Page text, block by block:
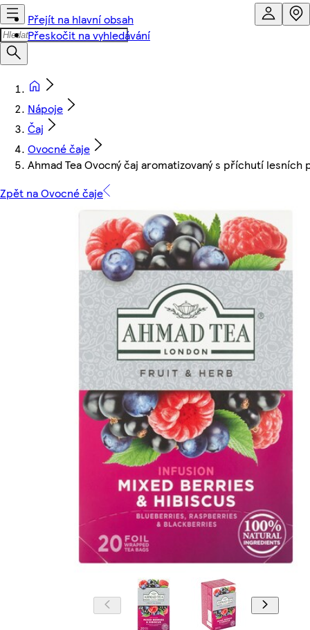
Přejít na hlavní obsah
Přeskočit na vyhledávání
Nápoje
Čaj
Ovocné čaje
Ahmad Tea Ovocný čaj aromatizovaný s příchutí lesních
Zpět na Ovocné čaje